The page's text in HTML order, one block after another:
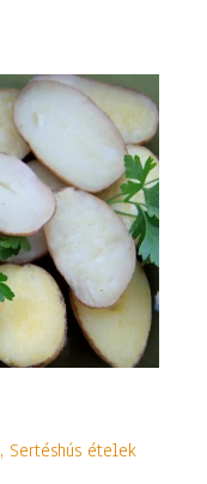
, Sertéshús ételek